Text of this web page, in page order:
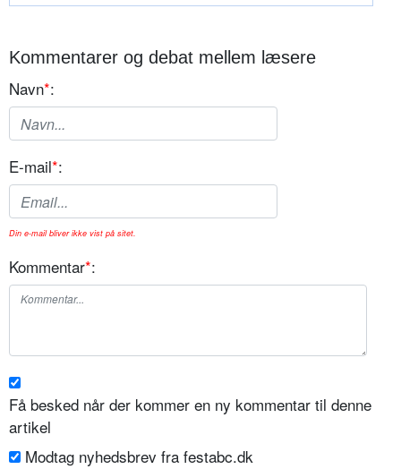
Kommentarer og debat mellem læsere
Navn*:
E-mail*:
Din e-mail bliver ikke vist på sitet.
Kommentar*:
Få besked når der kommer en ny kommentar til denne
artikel
Modtag nyhedsbrev fra festabc.dk